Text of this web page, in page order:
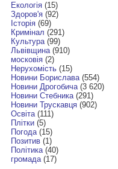
Екологія(15)
Здоров'я(92)
Історія(69)
Кримінал (291)
Культура(99)
Львівщина(910)
московія(2)
Нерухомість(15)
Новини Борислава(554)
Новини Дрогобича(3 620)
Новини Стебника(291)
Новини Трускавця(902)
Освіта(111)
Плітки(5)
Погода(15)
Позитив(1)
Політика(40)
громада(17)